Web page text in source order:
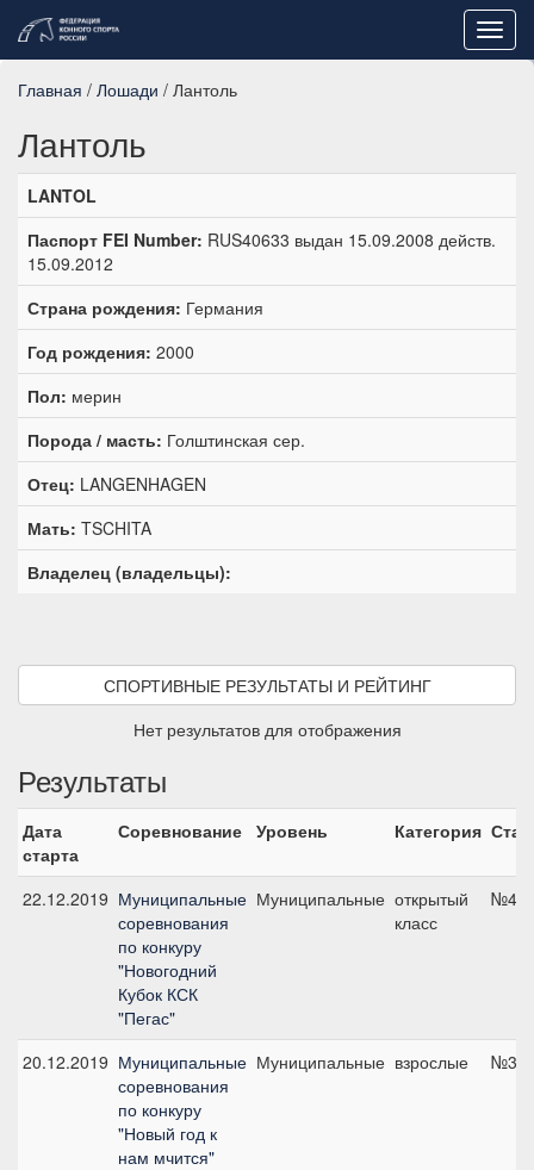
Главная / Лошади / Лантоль
Лантоль
LANTOL
Паспорт FEI Number: RUS40633 выдан 15.09.2008 действ.
15.09.2012
Страна рождения: Германия
Год рождения: 2000
Пол: мерин
Порода / масть: Голштинская сер.
Отец: LANGENHAGEN
Мать: TSCHITA
Владелец (владельцы):
СПОРТИВНЫЕ РЕЗУЛЬТАТЫ И РЕЙТИНГ
Нет результатов для отображения
Результаты
Дата
старта
Соревнование Уровень Категория
22.12.2019 Муниципальные
соревнования
по конкуру
"Новогодний
Кубок КСК
"Пегас"
Муниципальные открытый
класс
№4,
20.12.2019 Муниципальные
соревнования
по конкуру
"Новый год к
нам мчится"
Муниципальные взрослые №3,